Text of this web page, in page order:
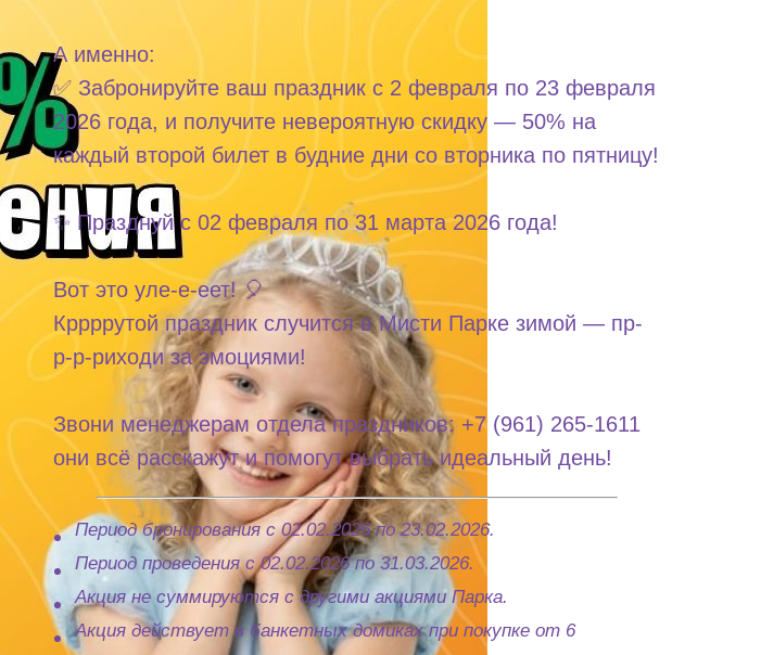
А именно:
✅ Забронируйте ваш праздник с 2 февраля по 23 февраля
2026 года, и получите невероятную скидку — 50% на
каждый второй билет в будние дни со вторника по пятницу!
✨ Празднуй с 02 февраля по 31 марта 2026 года!
Вот это уле-е-еет! 🎈
Кррррутой праздник случится в Мисти Парке зимой — пр-
р-р-риходи за эмоциями!
Звони менеджерам отдела праздников:+7 (961) 265-1611
они всё расскажут и помогут выбрать идеальный день!
Период бронирования с 02.02.2026 по 23.02.2026.
Период проведения с 02.02.2026 по 31.03.2026.
Акция не суммируются с другими акциями Парка.
Акция действует в банкетных домиках при покупке от 6